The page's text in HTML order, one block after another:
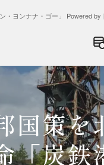
・ヨンナナ・ゴー」 Powered by
国策を
「炭鉄
お祭り・伝
2026 9